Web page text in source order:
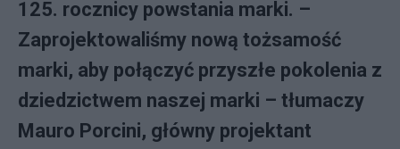
125. rocznicy powstania marki. –
Zaprojektowaliśmy nową tożsamość
marki, aby połączyć przyszłe pokolenia z
dziedzictwem naszej marki – tłumaczy
Mauro Porcini, główny projektant